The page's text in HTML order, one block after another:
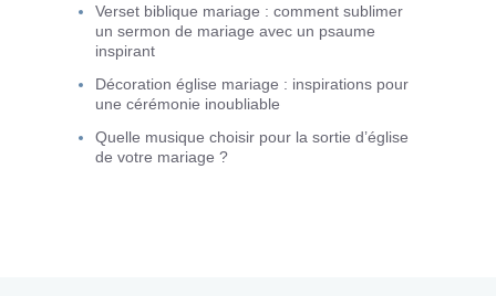
Verset biblique mariage : comment sublimer
un sermon de mariage avec un psaume
inspirant
Décoration église mariage : inspirations pour
une cérémonie inoubliable
Quelle musique choisir pour la sortie d’église
de votre mariage ?